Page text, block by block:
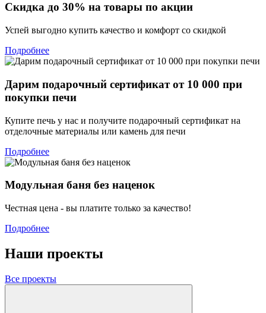
Скидка до 30% на товары по акции
Успей выгодно купить качество и комфорт со скидкой
Подробнее
Дарим подарочный сертификат от 10 000 при
покупки печи
Купите печь у нас и получите подарочный сертификат на
отделочные материалы или камень для печи
Подробнее
Модульная баня без наценок
Честная цена - вы платите только за качество!
Подробнее
Наши проекты
Все проекты